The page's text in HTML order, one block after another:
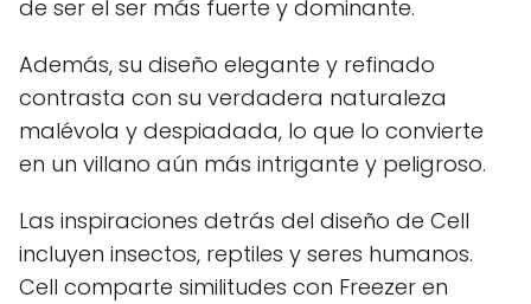
de ser el ser más fuerte y dominante.
Además, su diseño elegante y refinado
contrasta con su verdadera naturaleza
malévola y despiadada, lo que lo convierte
en un villano aún más intrigante y peligroso.
Las inspiraciones detrás del diseño de Cell
incluyen insectos, reptiles y seres humanos.
Cell comparte similitudes con Freezer en